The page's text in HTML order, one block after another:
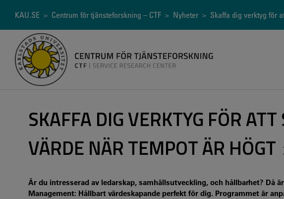
Länkstig
KAU.SE > Centrum för tjänsteforskning – CTF > Nyheter > Skaffa dig verktyg för
SKAFFA DIG VERKTYG FÖR
VÄRDE NÄR TEMPOT ÄR HÖGT
Är du intresserad av ledarskap, samhällsutveckling, och hållbarhet? Då
Management: Hållbart värdeskapande perfekt för dig. Programmet är